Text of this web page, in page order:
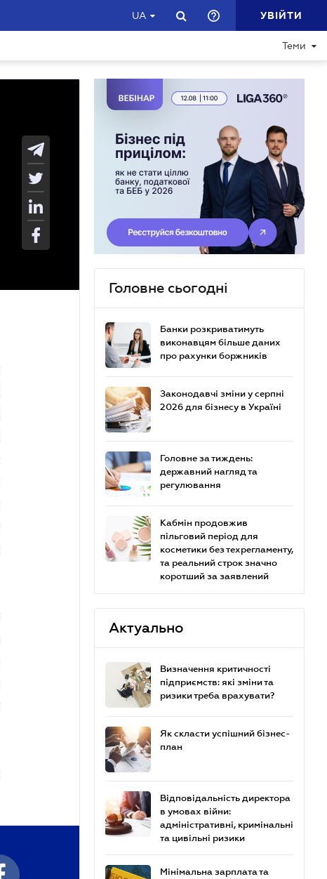
UA УВІЙТИ
Теми
Головне сьогодні
Банки розкриватимуть
виконавцям більше даних
про рахунки боржників
Законодавчі зміни у серпні
2026 для бізнесу в Україні
Головне за тиждень:
державний нагляд та
регулювання
Кабмін продовжив
пільговий період для
косметики без техрегламенту,
та реальний строк значно
коротший за заявлений
Актуально
Визначення критичності
підприємств: які зміни та
ризики треба врахувати?
Як скласти успішний бізнес-
план
Відповідальність директора
в умовах війни:
адміністративні, кримінальні
та цивільні ризики
Мінімальна зарплата та